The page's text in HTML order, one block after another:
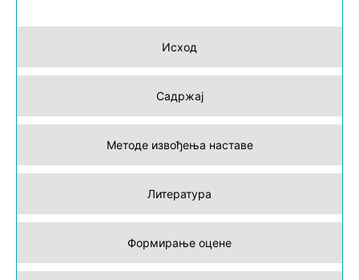
Исход
Садржај
Методе извођења наставе
Литература
Формирање оцене